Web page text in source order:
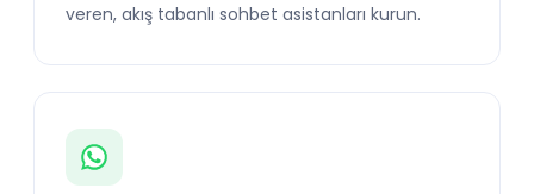
veren, akış tabanlı sohbet asistanları kurun.